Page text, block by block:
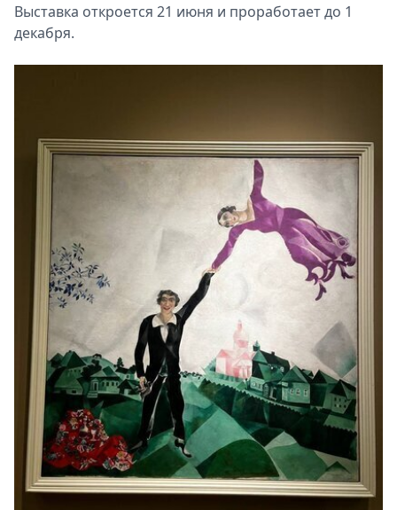
Выставка откроется 21 июня и проработает до 1
декабря.